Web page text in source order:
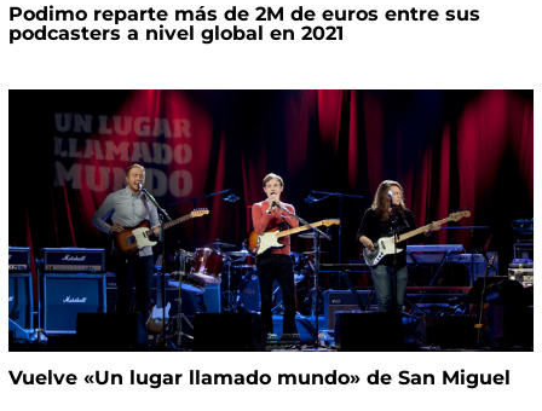
Podimo reparte más de 2M de euros entre sus
podcasters a nivel global en 2021
Vuelve «Un lugar llamado mundo» de San Miguel